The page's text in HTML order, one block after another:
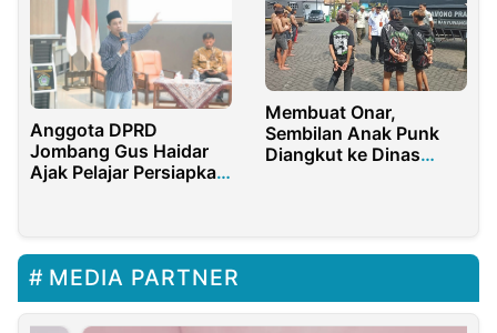
Anggota DPRD
Jombang Gus Haidar
Ajak Pelajar Persiapkan
Membuat Onar,
Sembilan Anak Punk
Diangkut ke Dinas
MEDIA PARTNER